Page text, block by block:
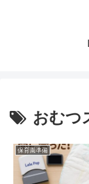
おむつ
保育園準備